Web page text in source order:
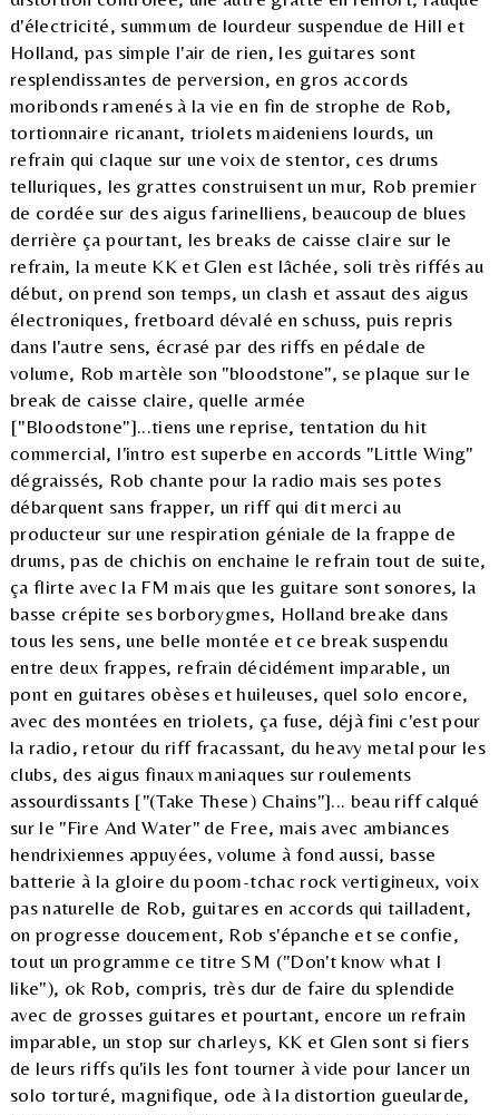
d'électricité, summum de lourdeur suspendue de Hill et
Holland, pas simple l'air de rien, les guitares sont
resplendissantes de perversion, en gros accords
moribonds ramenés à la vie en fin de strophe de Rob,
tortionnaire ricanant, triolets maideniens lourds, un
refrain qui claque sur une voix de stentor, ces drums
telluriques, les grattes construisent un mur, Rob premier
de cordée sur des aigus farinelliens, beaucoup de blues
derrière ça pourtant, les breaks de caisse claire sur le
refrain, la meute KK et Glen est lâchée, soli très riffés au
début, on prend son temps, un clash et assaut des aigus
électroniques, fretboard dévalé en schuss, puis repris
dans l'autre sens, écrasé par des riffs en pédale de
volume, Rob martèle son "bloodstone", se plaque sur le
break de caisse claire, quelle armée
["Bloodstone"]...tiens une reprise, tentation du hit
commercial, l'intro est superbe en accords "Little Wing"
dégraissés, Rob chante pour la radio mais ses potes
débarquent sans frapper, un riff qui dit merci au
producteur sur une respiration géniale de la frappe de
drums, pas de chichis on enchaine le refrain tout de suite,
ça flirte avec la FM mais que les guitare sont sonores, la
basse crépite ses borborygmes, Holland breake dans
tous les sens, une belle montée et ce break suspendu
entre deux frappes, refrain décidément imparable, un
pont en guitares obèses et huileuses, quel solo encore,
avec des montées en triolets, ça fuse, déjà fini c'est pour
la radio, retour du riff fracassant, du heavy metal pour les
clubs, des aigus finaux maniaques sur roulements
assourdissants ["(Take These) Chains"]... beau riff calqué
sur le "Fire And Water" de Free, mais avec ambiances
hendrixiennes appuyées, volume à fond aussi, basse
batterie à la gloire du poom-tchac rock vertigineux, voix
pas naturelle de Rob, guitares en accords qui tailladent,
on progresse doucement, Rob s'épanche et se confie,
tout un programme ce titre SM ("Don't know what I
like"), ok Rob, compris, très dur de faire du splendide
avec de grosses guitares et pourtant, encore un refrain
imparable, un stop sur charleys, KK et Glen sont si fiers
de leurs riffs qu'ils les font tourner à vide pour lancer un
solo torturé, magnifique, ode à la distortion gueularde,